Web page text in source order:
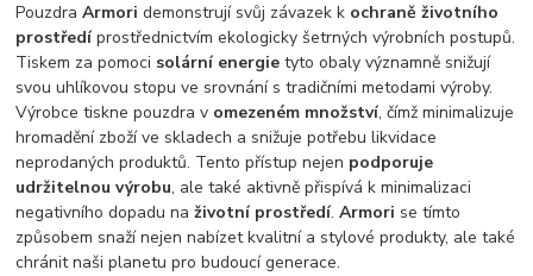
PouzdraArmoridemonstrují svůj závazek k ochraně životního
prostředíprostřednictvím ekologicky šetrných výrobních postupů.
Tiskem za pomoci solární energie tyto obaly významně snižují
svou uhlíkovou stopu ve srovnání s tradičními metodami výroby.
Výrobce tiskne pouzdra v omezeném množství, čímž minimalizuje
hromadění zboží ve skladech a snižuje potřebu likvidace
neprodaných produktů. Tento přístup nejen podporuje
udržitelnou výrobu, ale také aktivně přispívá k minimalizaci
negativního dopadu naživotní prostředí.Armori se tímto
způsobem snaží nejen nabízet kvalitní a stylové produkty, ale také
chránit naši planetu pro budoucí generace.